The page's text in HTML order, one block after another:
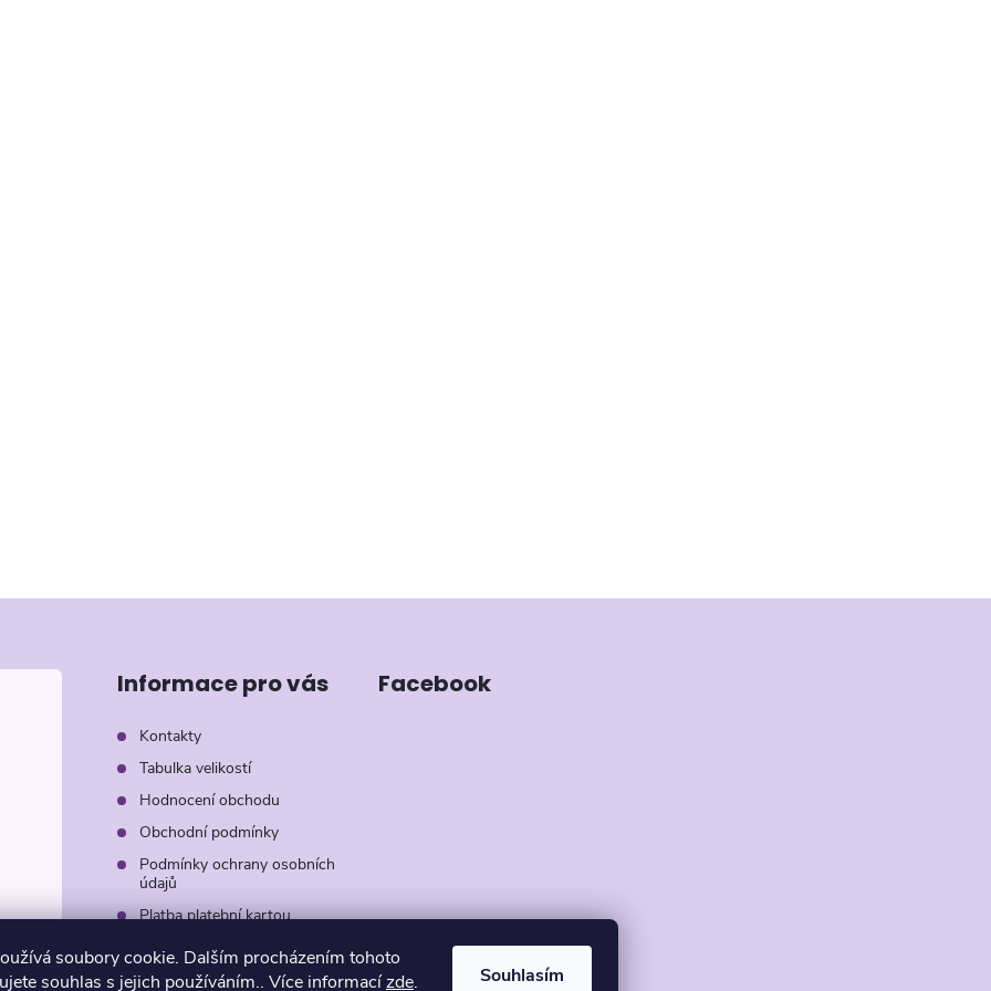
soubory cookie. Dalším procházením tohoto
souhlas s jejich používáním.. Více informacízde. Souhlasím
Informace pro vás
Kontakty
Tabulka velikostí
Hodnocení obchodu
Obchodní podmínky
Podmínky ochrany osobních
údajů
Platba platební kartou
Záruka AVON
Facebook